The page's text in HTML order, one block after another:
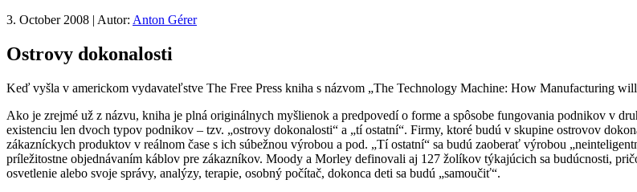
3. October 2008 | Autor: Anton Gérer
Ostrovy dokonalosti
Keď vyšla v americkom vydavateľstve The Free Press kniha s názvom „The Technology Machine: How Manufacturing
Ako je zrejmé už z názvu, kniha je plná originálnych myšlienok a predpovedí o forme a spôsobe fungovania podnikov v
existenciu len dvoch typov podnikov – tzv. „ostrovy dokonalosti“ a „tí ostatní“. Firmy, ktoré budú v skupine ostrovov
zákazníckych produktov v reálnom čase s ich súbežnou výrobou a pod. „Tí ostatní“ sa budú zaoberať výrobou
príležitostne objednávaním káblov pre zákazníkov. Moody a Morley definovali aj 127 žolíkov týkajúcich sa budúcnosti,
osvetlenie alebo svoje správy, analýzy, terapie, osobný počítač, dokonca deti sa budú „samoučiť“.